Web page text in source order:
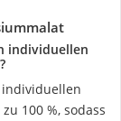
individuellen
individuellen
100 %, sodass